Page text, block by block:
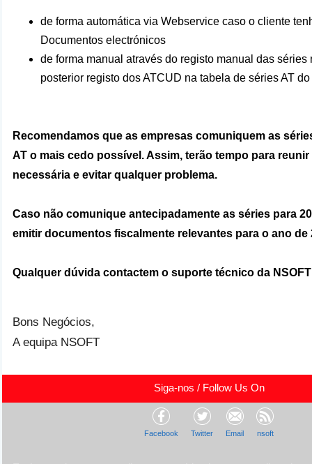
de forma automática via Webservice caso o cliente
Documentos electrónicos
de forma manual através do registo manual das séries
posterior registo dos ATCUD na tabela de séries AT
Recomendamos que as empresas comuniquem as
AT o mais cedo possível. Assim, terão tempo para
necessária e evitar qualquer problema.
Caso não comunique antecipadamente as séries para
emitir documentos fiscalmente relevantes para o ano de
Qualquer dúvida contactem o suporte técnico da
Bons Negócios,
A equipa NSOFT
Siga-nos / Follow Us On
Facebook Twitter Email nsoft